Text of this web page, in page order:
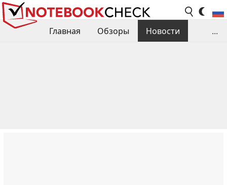
Главная Обзоры
Новости
...